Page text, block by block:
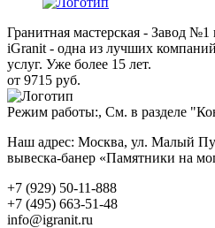
Гранитная мастерская - Завод
iGranit - одна из лучших
услуг. Уже более 15 лет.
от 9715 руб.
Режим работы:, См. в разделе
Наш адрес: Москва, ул. Малый
вывеска-банер «Памятники на
+7 (929) 50-11-888
+7 (495) 663-51-48
info@igranit.ru